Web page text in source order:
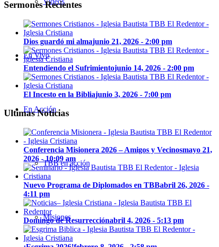
En Vivo
En Acción
TBB en acción
Misiones
Sermones Recientes
Dios guardó mi almajunio 21, 2026 - 2:00 pm
Entendiendo el Sufrimientojunio 14, 2026 - 2:00 pm
El Incesto en la Bibliajunio 3, 2026 - 7:00 pm
Ultimas Noticias
Conferencia Misionera 2026 – Amigos y Vecinosmayo 21,
2026 - 10:09 am
Nuevo Programa de Diplomados en TBBabril 26, 2026 -
4:11 pm
Domingo de Resurrecciónabril 4, 2026 - 5:13 pm